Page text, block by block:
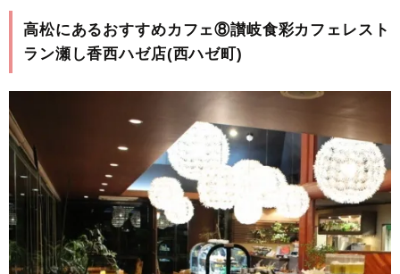
高松にあるおすすめカフェ⑧讃岐食彩カフェレスト
ラン瀬し香西ハゼ店(西ハゼ町)